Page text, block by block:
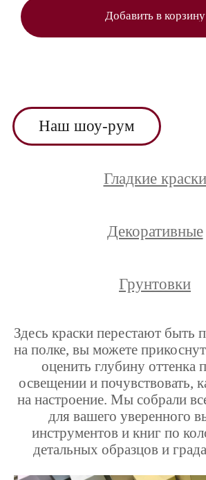
Добавить в корзину
Наш шоу-рум
Гладкие краски
Декоративные
Грунтовки
Здесь краски перестают быть
на полке, вы можете
оценить глубину оттенка
освещении и почувствовать,
на настроение. Мы собрали
для вашего уверенного
инструментов и книг по
детальных образцов и